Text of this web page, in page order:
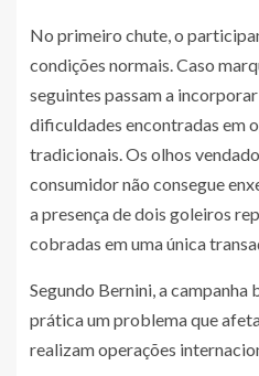
No primeiro chute, o
condições normais. Caso
seguintes passam a
dificuldades encontradas em
tradicionais. Os olhos
consumidor não consegue
a presença de dois goleiros
cobradas em uma única
Segundo Bernini, a
prática um problema que
realizam operações